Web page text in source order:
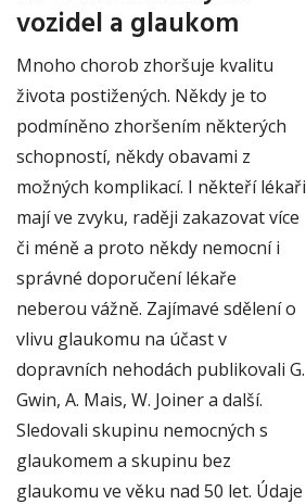
vozidel a glaukom
Mnoho chorob zhoršuje kvalitu
života postižených. Někdy je to
podmíněno zhoršením některých
schopností, někdy obavami z
možných komplikací. I někteří lékaři
mají ve zvyku, raději zakazovat více
či méně a proto někdy nemocní i
správné doporučení lékaře
neberou vážně. Zajímavé sdělení o
vlivu glaukomu na účast v
dopravních nehodách publikovali G.
Gwin, A. Mais, W. Joiner a další.
Sledovali skupinu nemocných s
glaukomem a skupinu bez
glaukomu ve věku nad 50 let. Údaje